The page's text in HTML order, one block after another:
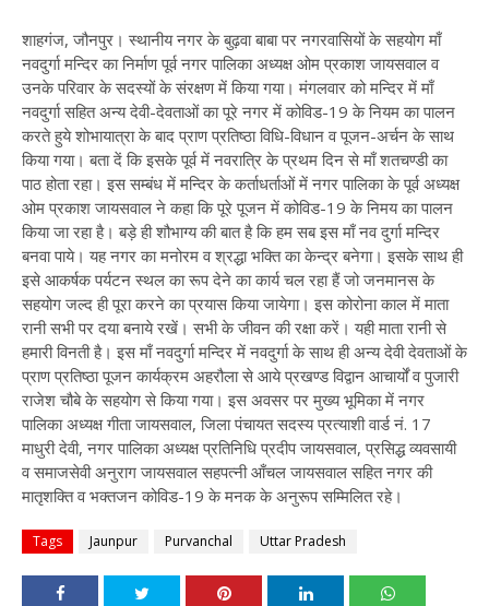
शाहगंज, जौनपुर। स्थानीय नगर के बुढ़वा बाबा पर नगरवासियों के सहयोग माँ
नवदुर्गा मन्दिर का निर्माण पूर्व नगर पालिका अध्यक्ष ओम प्रकाश जायसवाल व
उनके परिवार के सदस्यों के संरक्षण में किया गया। मंगलवार को मन्दिर में माँ
नवदुर्गा सहित अन्य देवी-देवताओं का पूरे नगर में कोविड-19 के नियम का पालन
करते हुये शोभायात्रा के बाद प्राण प्रतिष्ठा विधि-विधान व पूजन-अर्चन के साथ
किया गया। बता दें कि इसके पूर्व में नवरात्रि के प्रथम दिन से माँ शतचण्डी का
पाठ होता रहा। इस सम्बंध में मन्दिर के कर्ताधर्ताओं में नगर पालिका के पूर्व अध्यक्ष
ओम प्रकाश जायसवाल ने कहा कि पूरे पूजन में कोविड-19 के निमय का पालन
किया जा रहा है। बड़े ही शौभाग्य की बात है कि हम सब इस माँ नव दुर्गा मन्दिर
बनवा पाये। यह नगर का मनोरम व श्रद्धा भक्ति का केन्द्र बनेगा। इसके साथ ही
इसे आकर्षक पर्यटन स्थल का रूप देने का कार्य चल रहा हैं जो जनमानस के
सहयोग जल्द ही पूरा करने का प्रयास किया जायेगा। इस कोरोना काल में माता
रानी सभी पर दया बनाये रखें। सभी के जीवन की रक्षा करें। यही माता रानी से
हमारी विनती है। इस माँ नवदुर्गा मन्दिर में नवदुर्गा के साथ ही अन्य देवी देवताओं के
प्राण प्रतिष्ठा पूजन कार्यक्रम अहरौला से आये प्रखण्ड विद्वान आचार्यों व पुजारी
राजेश चौबे के सहयोग से किया गया। इस अवसर पर मुख्य भूमिका में नगर
पालिका अध्यक्ष गीता जायसवाल, जिला पंचायत सदस्य प्रत्याशी वार्ड नं. 17
माधुरी देवी, नगर पालिका अध्यक्ष प्रतिनिधि प्रदीप जायसवाल, प्रसिद्ध व्यवसायी
व समाजसेवी अनुराग जायसवाल सहपत्नी आँचल जायसवाल सहित नगर की
मातृशक्ति व भक्तजन कोविड-19 के मनक के अनुरूप सम्मिलित रहे।
Tags Jaunpur Purvanchal Uttar Pradesh